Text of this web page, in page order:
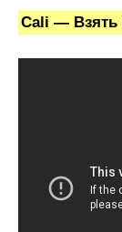
Cali — Взять